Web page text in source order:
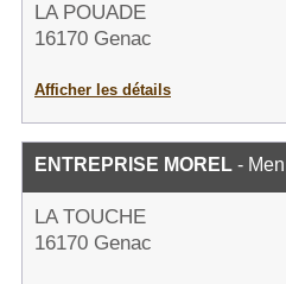
LA POUADE
16170 Genac
Afficher les détails
ENTREPRISE MOREL -
LA TOUCHE
16170 Genac